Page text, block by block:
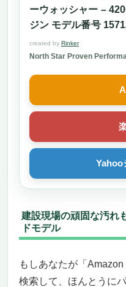
想像を超える洗
に
計
こんな人には
人にはちょっと
「Amazon 高
したくないな
HPW1513M
──プロも選ぶ圧
なぜ“ワキタ”
こんな人には
逆に、こんな
ーウォッシャー –
ジン モデル番号
created by Rinker
North Star Proven
Yahoo
建設現場の頑固な汚れ
ドモデル
もしあなたが「
検索して、ほんとうに